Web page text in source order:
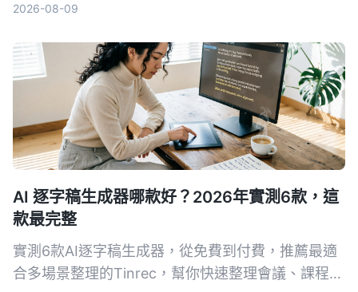
2026-08-09
AI 逐字稿生成器哪款好？2026年實測6款，這
款最完整
實測6款AI逐字稿生成器，從免費到付費，推薦最適
合多場景整理的Tinrec，幫你快速整理會議、課程、